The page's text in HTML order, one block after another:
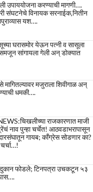
उपाययोजना करण्याची मागणी….
संघटनेचे विनायक सरनाईक,नितीन
यश….
घरासमोर येऊन पत्नी व सासूला
सांगायला गेली अन् डोक्यात
मजुराला शिवीगाळ अन्
धमकी….
राजकारणात माजी
नाव पुन्हा चर्चेत! आठवडाभरापासून
गायब; काँग्रेस सोडणार का?
दुकान फोडले; टिनपत्रा उचकटून ५३